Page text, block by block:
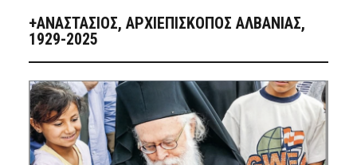
+ΑΝΑΣΤΆΣΙΟΣ, ΑΡΧΙΕΠΊΣΚΟΠΟΣ ΑΛΒΑΝΊΑΣ,
1929-2025